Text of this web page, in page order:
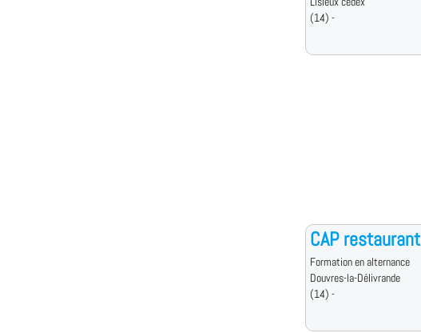
(14) -
CAP restaurant
Formation en alternance
Douvres-la-Délivrande
(14) -